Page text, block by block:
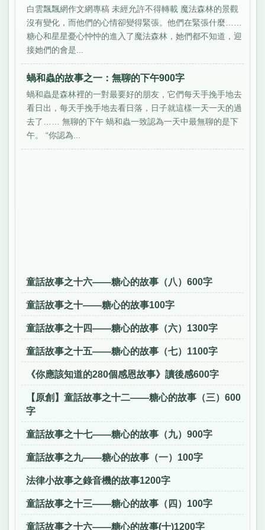
白雲飄飄網作文網專稿 未經允許不得轉載 魔法森林的景觀
沒有變化，而他們的心情卻變得緊張。他們在緊張什麼……
糖心和星星憂心忡忡的進入了魔法森林，她們都不知道，迎
接她們的會是...
蝸和蟲的故事之一：無聊的下午900字
蝸和蟲是森林裡的一對最要好的朋友，它們每天手挽手地去
看日出，每天手挽手地去看日落，日子就這樣一天一天的過
去了…… 無聊的下午 蝸和蟲一致認為一天中最無聊的是下
午。 “你認為...
童話故事之十六——糖心的故事（八）600字
童話故事之十——糖心的故事100字
童話故事之十四——糖心的故事（六）1300字
童話故事之十五——糖心的故事（七）1100字
《你應該知道的280個感恩故事》讀後感600字
【原創】童話故事之十二——糖心的故事（三）600
字
童話故事之十七——糖心的故事（九）900字
童話故事之九——糖心的故事（一）100字
法律小故事之錄音機的故事1200字
童話故事之十三——糖心的故事（四）100字
童話故事之十六——糖心的故事(十)1200字